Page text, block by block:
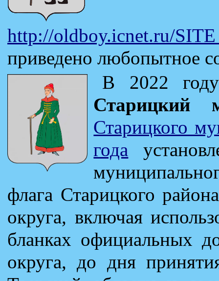
http://oldboy.icnet.ru/
приведено любопытное
В 2022
Старицкий
Старицкого
года
флага Старицкого
округа, включая
бланках официальных
округа, до дня